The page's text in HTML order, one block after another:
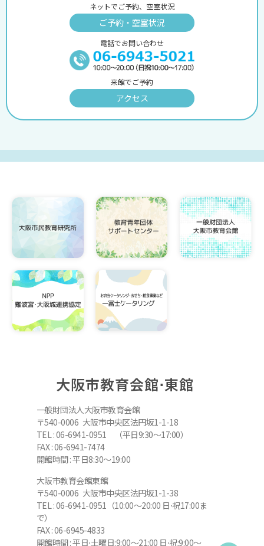
ネットでご予約、空室状況
ご予約・空室状況
電話でお問い合わせ
来館でご予約
アクセス
大阪市教育会館⋅東館
一般財団法人大阪市教育会館
〒540-0006 大阪市中央区法円坂1-1-18
TEL : 06-6941-0951 （平日9:30～17:00）
FAX : 06-6941-7474
開館時間 : 平日8:30～19:00
大阪市教育会館東館
〒540-0006 大阪市中央区法円坂1-1-38
TEL : 06-6941-0951（10:00～20:00 日⋅祝17:00ま
で）
FAX : 06-6945-4833
開館時間 : 平日⋅土曜日:9:00～21:00 日⋅祝:9:00～